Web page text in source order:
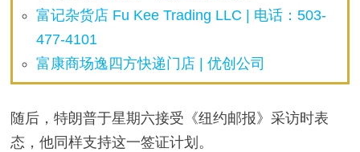
富记杂货店 Fu Kee Trading LLC | 电话：503-
477-4101
富康商场逸四方快递门店 | 优创公司
随后，特朗普于星期六接受《纽约邮报》采访时表
态，他同样支持这一签证计划。